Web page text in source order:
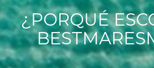
¿PORQUÉ